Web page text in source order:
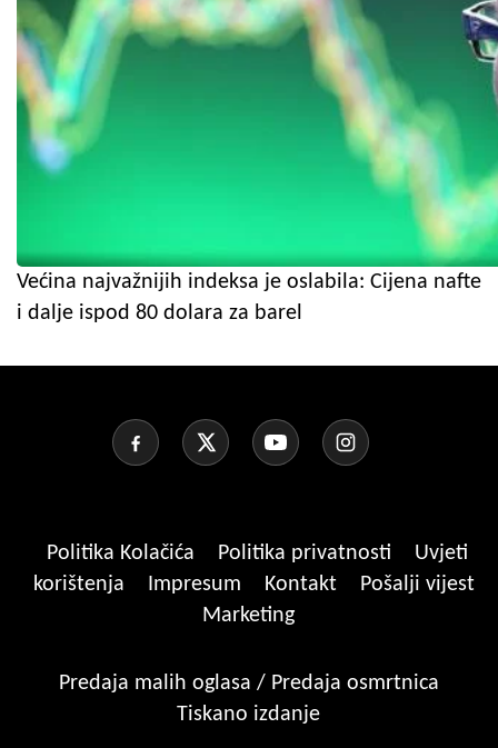
Većina najvažnijih indeksa je oslabila: Cijena nafte
i dalje ispod 80 dolara za barel
Politika Kolačića Politika privatnosti
Uvjeti
korištenja
Impresum Kontakt
Pošalji vijest
Marketing
Predaja malih oglasa / Predaja osmrtnica
Tiskano izdanje